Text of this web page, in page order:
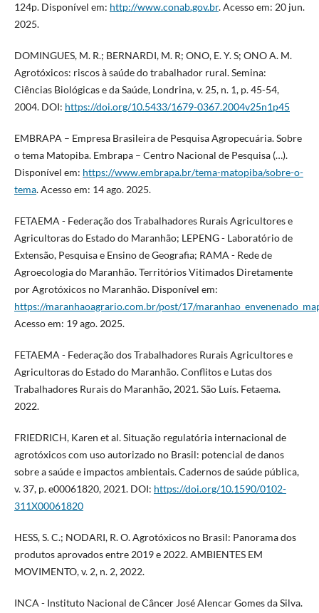
124p. Disponível em: http://www.conab.gov.br. Acesso em: 20 jun.
2025.
DOMINGUES, M. R.; BERNARDI, M. R; ONO, E. Y. S; ONO A. M.
Agrotóxicos: riscos à saúde do trabalhador rural. Semina:
Ciências Biológicas e da Saúde, Londrina, v. 25, n. 1, p. 45-54,
2004. DOI: https://doi.org/10.5433/1679-0367.2004v25n1p45
EMBRAPA – Empresa Brasileira de Pesquisa Agropecuária. Sobre
o tema Matopiba. Embrapa – Centro Nacional de Pesquisa (…).
Disponível em: https://www.embrapa.br/tema-matopiba/sobre-o-
tema. Acesso em: 14 ago. 2025.
FETAEMA - Federação dos Trabalhadores Rurais Agricultores e
Agricultoras do Estado do Maranhão; LEPENG - Laboratório de
Extensão, Pesquisa e Ensino de Geografia; RAMA - Rede de
Agroecologia do Maranhão. Territórios Vitimados Diretamente
por Agrotóxicos no Maranhão. Disponível em:
https://maranhaoagrario.com.br/post/17/
Acesso em: 19 ago. 2025.
FETAEMA - Federação dos Trabalhadores Rurais Agricultores e
Agricultoras do Estado do Maranhão. Conflitos e Lutas dos
Trabalhadores Rurais do Maranhão, 2021. São Luís. Fetaema.
2022.
FRIEDRICH, Karen et al. Situação regulatória internacional de
agrotóxicos com uso autorizado no Brasil: potencial de danos
sobre a saúde e impactos ambientais. Cadernos de saúde pública,
v. 37, p. e00061820, 2021. DOI: https://doi.org/10.1590/0102-
311X00061820
HESS, S. C.; NODARI, R. O. Agrotóxicos no Brasil: Panorama dos
produtos aprovados entre 2019 e 2022. AMBIENTES EM
MOVIMENTO, v. 2, n. 2, 2022.
INCA - Instituto Nacional de Câncer José Alencar Gomes da Silva.